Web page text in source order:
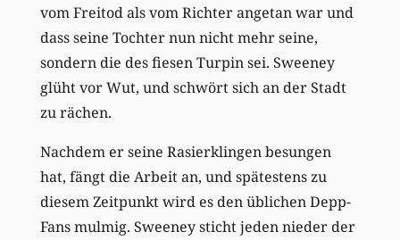
vom Freitod als vom Richter angetan war und
dass seine Tochter nun nicht mehr seine,
sondern die des fiesen Turpin sei. Sweeney
glüht vor Wut, und schwört sich an der Stadt
zu rächen.
Nachdem er seine Rasierklingen besungen
hat, fängt die Arbeit an, und spätestens zu
diesem Zeitpunkt wird es den üblichen Depp-
Fans mulmig. Sweeney sticht jeden nieder der